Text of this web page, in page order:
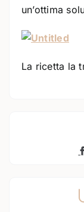
un’ottima
La ricetta la